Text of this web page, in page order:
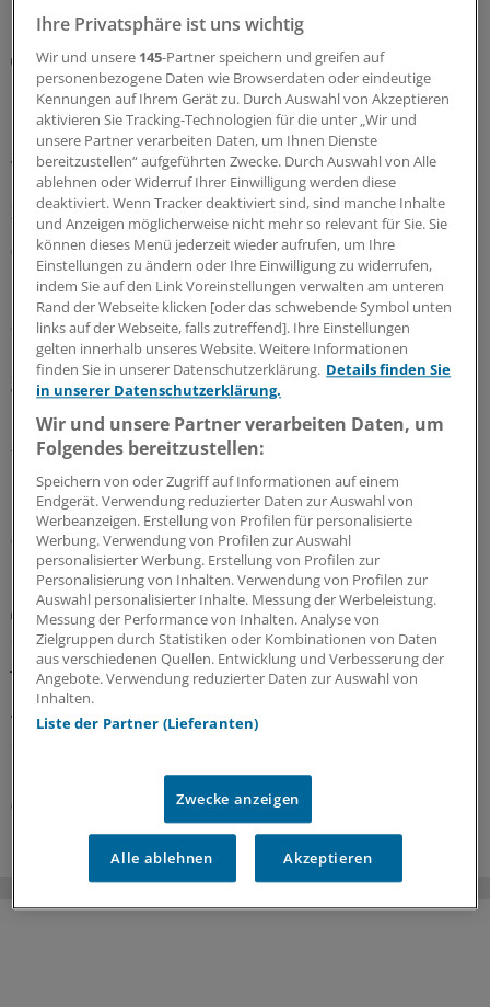
MEHR ZUM THEMA
Notfallversorgung
Neuer Bereitschaftsdienst in Nordrhein ist ein
Erfolgsmodell
In nur zwölf Stunden waren die 6.000 Fahrdienste
vergeben: Der neu strukturierte ärztliche
Bereitschaftsdienst in Nordrhein wird gut angenommen.
Zuständig sind spezielle Kooperationsmediziner.
07.08.2026
Sparpaket sorgt für Unsicherheit
Praxisbesonderheiten in Zeiten des GKV-
Spargesetzes: Klarheit soll es in der kommenden
Woche geben
Ein Passus des Beitragssatzstabilisierungsgesetz sorgt
für Unruhe unter Ärztinnen und Ärzten. Stehen die
Praxisbesonderheiten auf der Kippe? Oder eher doch
nicht? Kassenärzte und Krankenkassen verhandeln.
06.08.2026
GKV-Spargesetz
Sparliste der KBV: So hoch könnten die Verluste
jeder Praxis sein
Die Kassenärztliche Bundesvereinigung hat eine Liste
vorgelegt, in der sie die möglichen finanziellen Folgen
05.08.2026
Ihre Privatsphäre ist uns wichtig
Wir und unsere 145-Partner speichern und greifen auf
personenbezogene Daten wie Browserdaten oder eindeutige
Kennungen auf Ihrem Gerät zu. Durch Auswahl von Akzeptieren
aktivieren Sie Tracking-Technologien für die unter „Wir und
unsere Partner verarbeiten Daten, um Ihnen Dienste
bereitzustellen“ aufgeführten Zwecke. Durch Auswahl von Alle
ablehnen oder Widerruf Ihrer Einwilligung werden diese
deaktiviert. Wenn Tracker deaktiviert sind, sind manche Inhalte
und Anzeigen möglicherweise nicht mehr so relevant für Sie. Sie
können dieses Menü jederzeit wieder aufrufen, um Ihre
Einstellungen zu ändern oder Ihre Einwilligung zu widerrufen,
indem Sie auf den Link Voreinstellungen verwalten am unteren
Rand der Webseite klicken [oder das schwebende Symbol unten
links auf der Webseite, falls zutreffend]. Ihre Einstellungen
gelten innerhalb unseres Website. Weitere Informationen
finden Sie in unserer Datenschutzerklärung. Details finden Sie
in unserer Datenschutzerklärung.
Wir und unsere Partner verarbeiten Daten, um
Folgendes bereitzustellen:
Speichern von oder Zugriff auf Informationen auf einem
Endgerät. Verwendung reduzierter Daten zur Auswahl von
Werbeanzeigen. Erstellung von Profilen für personalisierte
Werbung. Verwendung von Profilen zur Auswahl
personalisierter Werbung. Erstellung von Profilen zur
Personalisierung von Inhalten. Verwendung von Profilen zur
Auswahl personalisierter Inhalte. Messung der Werbeleistung.
Messung der Performance von Inhalten. Analyse von
Zielgruppen durch Statistiken oder Kombinationen von Daten
aus verschiedenen Quellen. Entwicklung und Verbesserung der
Angebote. Verwendung reduzierter Daten zur Auswahl von
Inhalten.
Liste der Partner (Lieferanten)
Zwecke anzeigen
Alle ablehnen Akzeptieren